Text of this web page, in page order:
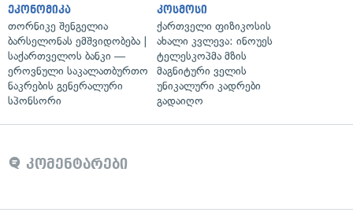
ეკონომიკა
თორნიკე შენგელია
ბარსელონას ემშვიდობება |
საქართველოს ბანკი —
ეროვნული საკალათბურთო
ნაკრების გენერალური
სპონსორი
კოსმოსი
ქართველი ფიზიკოსის
ახალი კვლევა: ინოუეს
ტელესკოპმა მზის
მაგნიტური ველის
უნიკალური კადრები
გადაიღო
კომენტარები